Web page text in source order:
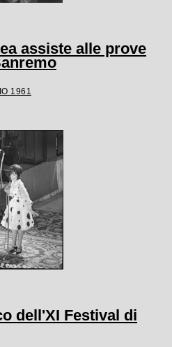
assiste alle prove
1961
dell'XI Festival di